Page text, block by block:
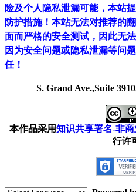
险及个人隐私泄漏可能，本站
防护措施！本站无法对推荐的
面而严格的安全测试，因此无
因为安全问题或隐私泄漏等问
任！
S. Grand Ave.,Suite
本作品采用知识共享署名-非
行许